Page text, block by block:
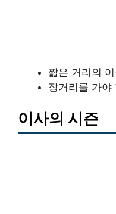
짧은 거리의
장거리를 가야
이사의 시즌